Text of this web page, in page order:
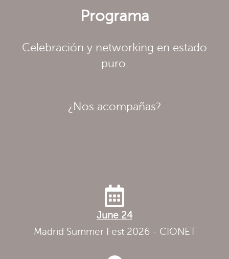
Programa
Celebración y networking en estado
puro.
¿Nos acompañas?
June 24
Madrid Summer Fest 2026 - CIONET